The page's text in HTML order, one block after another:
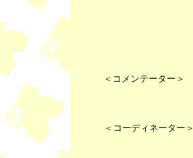
＜コメンテーター＞
＜コーディネーター＞